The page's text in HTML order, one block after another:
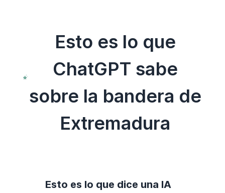
Esto es lo que
ChatGPT sabe
sobre la bandera de
Extremadura
Esto es lo que dice una IA